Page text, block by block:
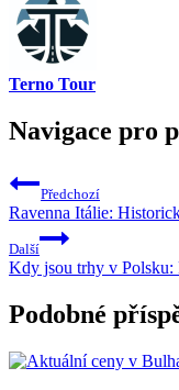
Terno Tour
Navigace pro
Předchozí
Ravenna Itálie:
Další
Kdy jsou trhy v Polsku:
Podobné